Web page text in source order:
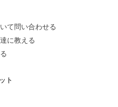
て問い合わせる
に教える
ト